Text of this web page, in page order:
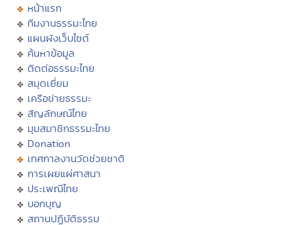
หน้าแรก
ทีมงานธรรมะไทย
แผนผังเว็บไซต์
ค้นหาข้อมูล
ติดต่อธรรมะไทย
สมุดเยี่ยม
เครือข่ายธรรมะ
สัญลักษณ์ไทย
มุมสมาชิกธรรมะไทย
Donation
เทศกาลงานวัดช่วยชาติ
การเผยแผ่ศาสนา
ประเพณีไทย
บอกบุญ
สถานปฏิบัติธรรม